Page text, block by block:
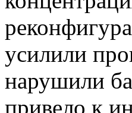
усилили
нарушили
привело к